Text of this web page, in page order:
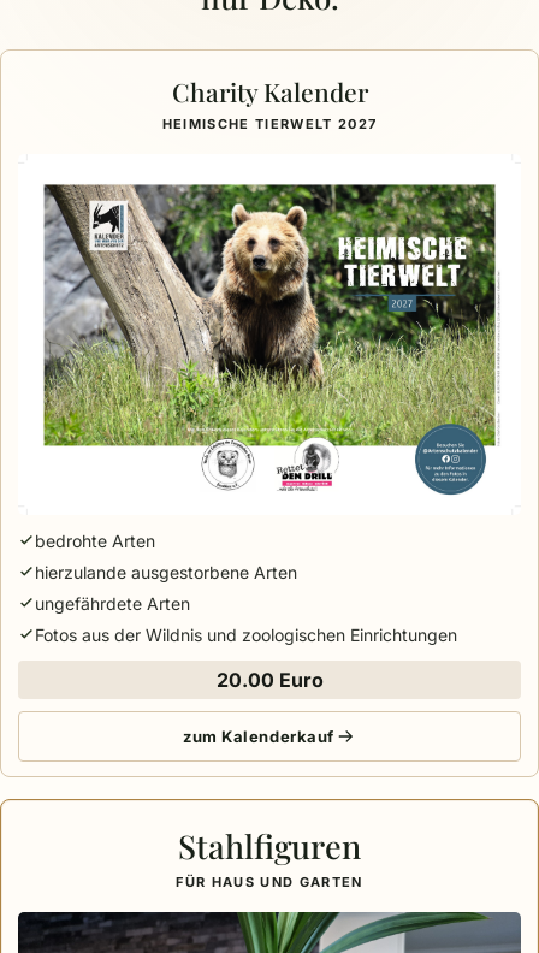
Charity Kalender
HEIMISCHE TIERWELT 2027
bedrohte Arten
hierzulande ausgestorbene Arten
ungefährdete Arten
Fotos aus der Wildnis und zoologischen Einrichtungen
20.00 Euro
zum Kalenderkauf
Stahlfiguren
FÜR HAUS UND GARTEN